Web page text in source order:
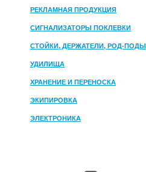
РЕКЛАМНАЯ ПРОДУКЦИЯ
СИГНАЛИЗАТОРЫ ПОКЛЕВКИ
СТОЙКИ, ДЕРЖАТЕЛИ, РОД-ПОДЫ
УДИЛИЩА
ХРАНЕНИЕ И ПЕРЕНОСКА
ЭКИПИРОВКА
ЭЛЕКТРОНИКА